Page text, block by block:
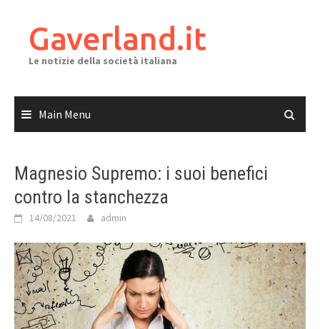
contentGaverland.it
Le notizie della società italiana
Main Menu
Magnesio Supremo: i suoi benefici
contro la stanchezza
14/08/2021 admin